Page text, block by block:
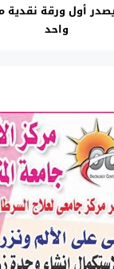
أول ورقة نقدية
واحد